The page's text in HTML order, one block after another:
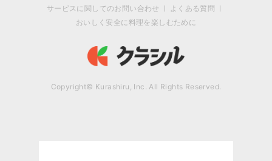
サービスに関してのお問い合わせ
よくある質問
おいしく安全に料理を楽しむために
Copyright© Kurashiru, Inc. All Rights Reserved.